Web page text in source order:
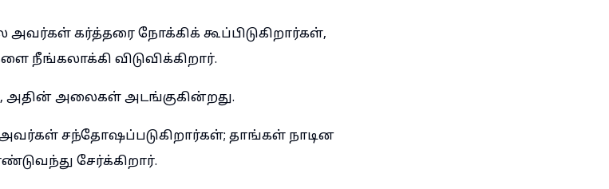
கர்த்தரை நோக்கிக் கூப்பிடுகிறார்கள்,
நீங்கலாக்கி விடுவிக்கிறார்.
அதின் அலைகள் அடங்குகின்றது.
சந்தோஷப்படுகிறார்கள்; தாங்கள் நாடின
சேர்க்கிறார்.